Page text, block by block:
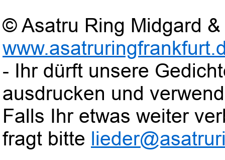
© Asatru Ring Midgard
- Ihr dürft unsere
ausdrucken und
Falls Ihr etwas weiter
fragt bitte